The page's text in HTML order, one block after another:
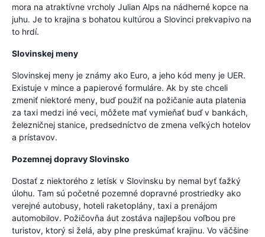
mora na atraktívne vrcholy Julian Alps na nádherné kopce na
juhu. Je to krajina s bohatou kultúrou a Slovinci prekvapivo na
to hrdí.
Slovinskej meny
Slovinskej meny je známy ako Euro, a jeho kód meny je UER.
Existuje v mince a papierové formuláre. Ak by ste chceli
zmeniť niektoré meny, buď použiť na požičanie auta platenia
za taxi medzi iné veci, môžete mať vymieňať buď v bankách,
železničnej stanice, predsedníctvo de zmena veľkých hotelov
a prístavov.
Pozemnej dopravy Slovinsko
Dostať z niektorého z letísk v Slovinsku by nemal byť ťažký
úlohu. Tam sú početné pozemné dopravné prostriedky ako
verejné autobusy, hoteli raketoplány, taxi a prenájom
automobilov. Požičovňa áut zostáva najlepšou voľbou pre
turistov, ktorý si želá, aby plne preskúmať krajinu. Vo väčšine